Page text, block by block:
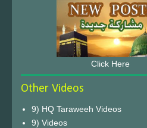
Click Here
Other Videos
9) HQ Taraweeh Videos
9) Videos